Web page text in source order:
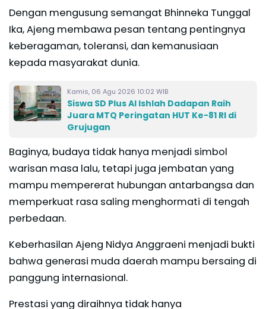
Dengan mengusung semangat Bhinneka Tunggal
Ika, Ajeng membawa pesan tentang pentingnya
keberagaman, toleransi, dan kemanusiaan
kepada masyarakat dunia.
Kamis, 06 Agu 2026 10:02 WIB
Siswa SD Plus Al Ishlah Dadapan Raih
Juara MTQ Peringatan HUT Ke-81 RI di
Grujugan
Baginya, budaya tidak hanya menjadi simbol
warisan masa lalu, tetapi juga jembatan yang
mampu mempererat hubungan antarbangsa dan
memperkuat rasa saling menghormati di tengah
perbedaan.
Keberhasilan Ajeng Nidya Anggraeni menjadi bukti
bahwa generasi muda daerah mampu bersaing di
panggung internasional.
Prestasi yang diraihnya tidak hanya